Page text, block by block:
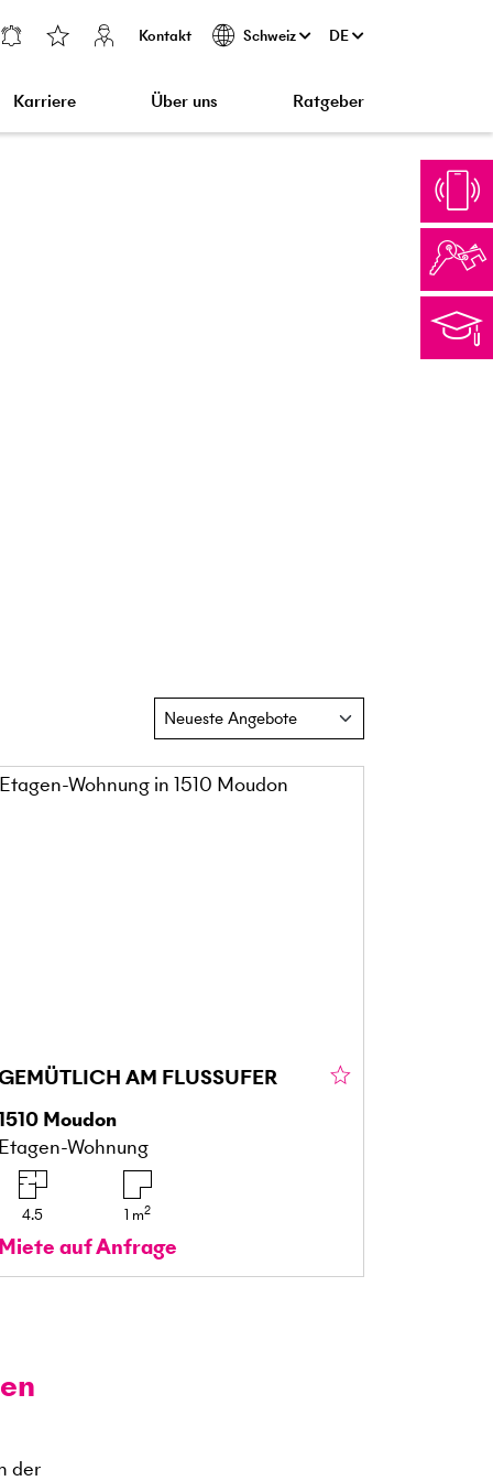
Kontakt Schweiz DE
Karriere Über uns Ratgeber
AM FLUSSUFER
Moudon
Etagen-Wohnung
4.5 1 m2
Miete auf Anfrage
der